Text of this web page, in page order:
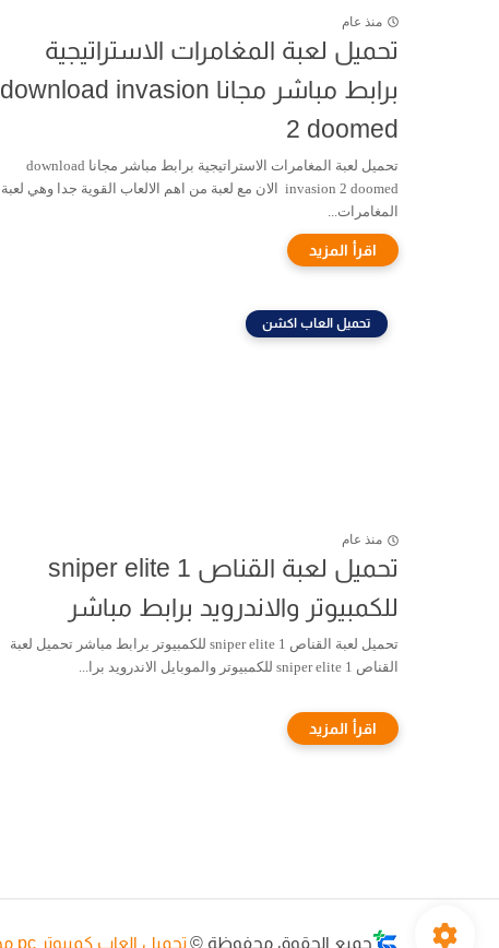
منذ عام
تحميل لعبة المغامرات الاستراتيجية
برابط مباشر مجانا download invasion
2 doomed
تحميل لعبة المغامرات الاستراتيجية برابط مباشر مجانا download
invasion 2 doomed الان مع لعبة من اهم الالعاب القوية جدا وهي لعبة
المغامرات...
تحميل العاب اكشن
منذ عام
تحميل لعبة القناص sniper elite 1
للكمبيوتر والاندرويد برابط مباشر
تحميل لعبة القناص sniper elite 1 للكمبيوتر برابط مباشر تحميل لعبة
القناص sniper elite 1 للكمبيوتر والموبايل الاندرويد برا...
جميع الحقوق محفوظة ©تحميل العاب كمبيوتر pc مجانا - تنزيل العاب - مدينة الالعاب ™